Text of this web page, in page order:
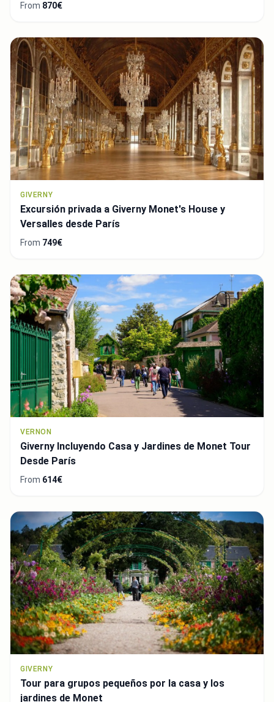
From 870€
GIVERNY
Excursión privada a Giverny Monet's House y
Versalles desde París
From 749€
VERNON
Giverny Incluyendo Casa y Jardines de Monet Tour
Desde París
From 614€
GIVERNY
Tour para grupos pequeños por la casa y los
jardines de Monet